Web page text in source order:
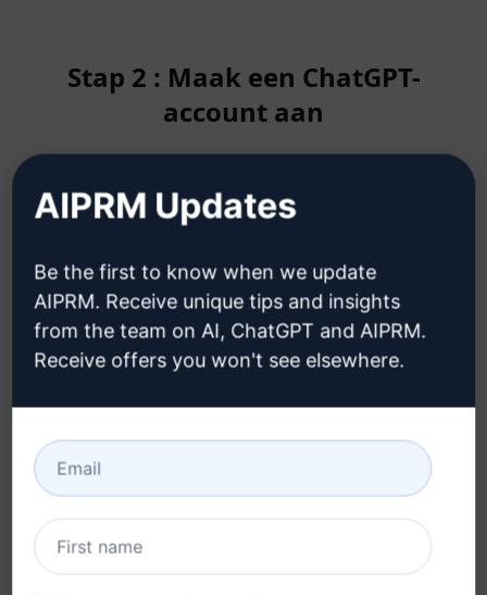
Stap 2 : Maak een ChatGPT-
account aan
Klik hier om te leren hoe je een
ChatGPT-account aanmaakt
Stap 3: Gebruik de prompt in je
ChatGPT
Probeer de prompt nu op ChatGPT
AIPRM Updates
Be the first to know when we update
AIPRM. Receive unique tips and insights
from the team on AI, ChatGPT and AIPRM.
Receive offers you won't see elsewhere.